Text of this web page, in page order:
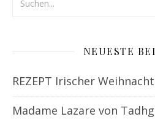
NEUESTE
REZEPT Irischer
Madame Lazare von